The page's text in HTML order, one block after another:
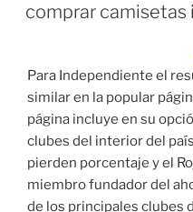
comprar camisetas
Para Independiente el
similar en la popular
página incluye en su
clubes del interior del
pierden porcentaje y el
miembro fundador del
de los principales clubes